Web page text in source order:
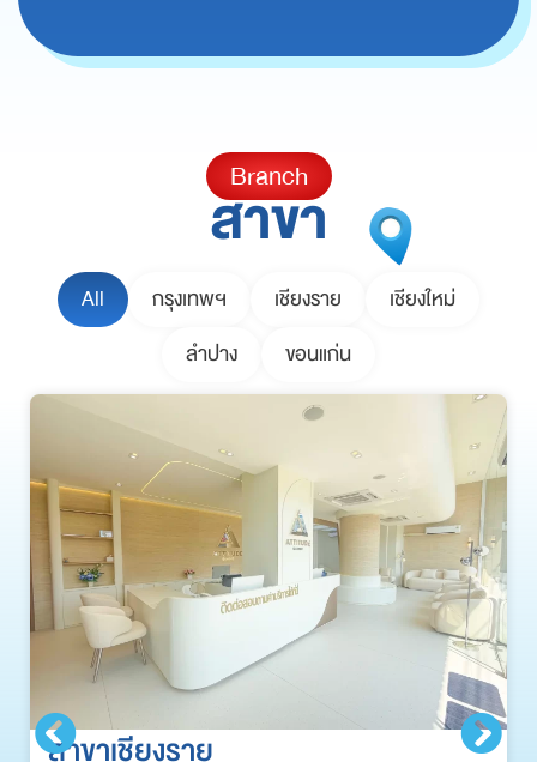
Branch
สาขา
All กรุงเทพฯ เชียงราย
เชียงใหม่
ลำปาง
ขอนแก่น
สาขาเชียงราย